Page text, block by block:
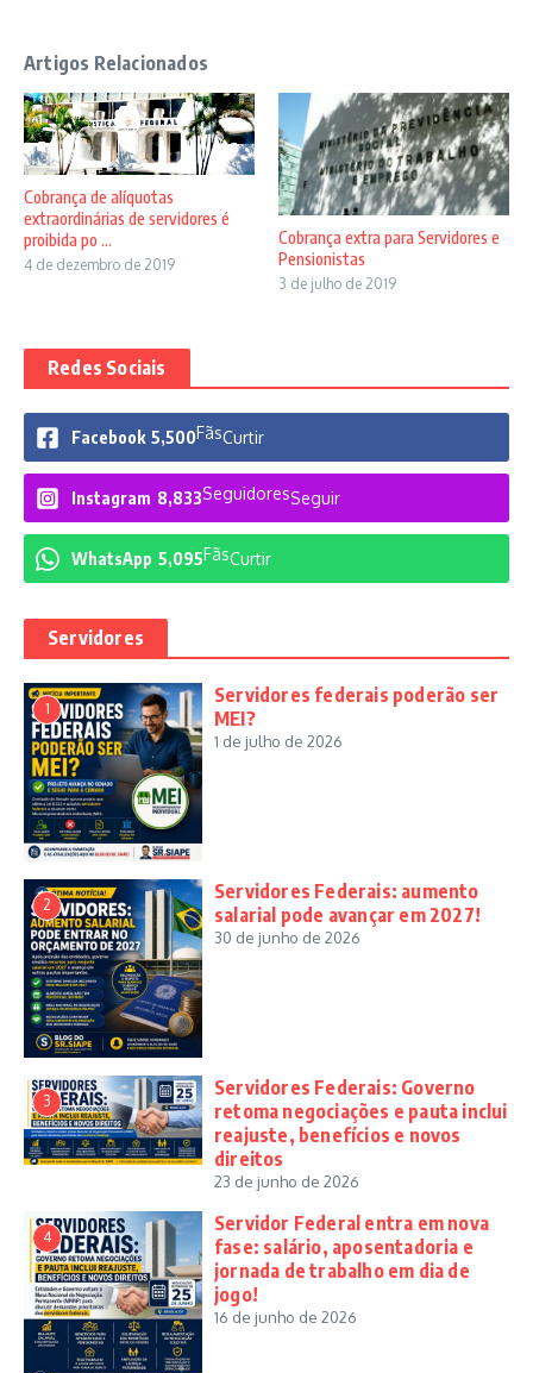
Artigos Relacionados
Cobrança de alíquotas
extraordinárias de servidores é
proibida po ...
4 de dezembro de 2019
Cobrança extra para Servidores e
Pensionistas
3 de julho de 2019
Redes Sociais
Facebook 5,500FãsCurtir
Instagram 8,833SeguidoresSeguir
WhatsApp 5,095FãsCurtir
Servidores
1
Servidores federais poderão ser
MEI?
1 de julho de 2026
2
Servidores Federais: aumento
salarial pode avançar em 2027!
30 de junho de 2026
3
Servidores Federais: Governo
retoma negociações e pauta inclui
reajuste, benefícios e novos
direitos
23 de junho de 2026
4
Servidor Federal entra em nova
fase: salário, aposentadoria e
jornada de trabalho em dia de
jogo!
16 de junho de 2026